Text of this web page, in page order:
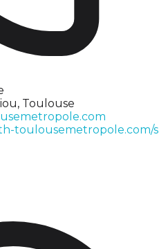
Toulouse
toulousemetropole.com/s